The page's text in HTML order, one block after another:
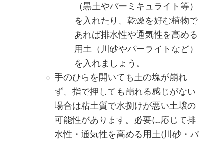
（黒土やバーミキュライト等）
を入れたり、乾燥を好む植物で
あれば排水性や通気性を高める
用土（川砂やパーライトなど）
を入れましょう。
手のひらを開いても土の塊が崩れ
ず、指で押しても崩れる感じがない
場合は粘土質で水捌けが悪い土壌の
可能性があります。必要に応じて排
水性・通気性を高める用土(川砂・パ